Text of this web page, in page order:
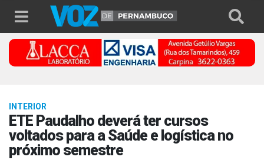
INTERIOR
ETE Paudalho deverá ter cursos
voltados para a Saúde e logística no
próximo semestre